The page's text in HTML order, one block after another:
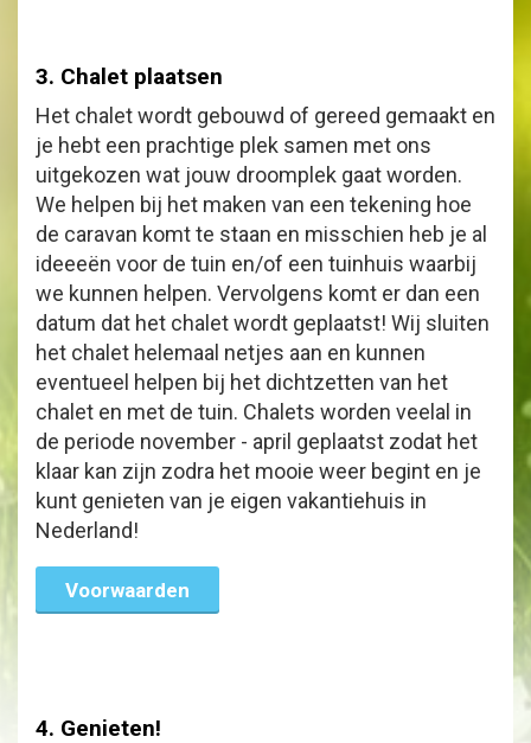
3. Chalet plaatsen
Het chalet wordt gebouwd of gereed gemaakt en
je hebt een prachtige plek samen met ons
uitgekozen wat jouw droomplek gaat worden.
We helpen bij het maken van een tekening hoe
de caravan komt te staan en misschien heb je al
ideeeën voor de tuin en/of een tuinhuis waarbij
we kunnen helpen. Vervolgens komt er dan een
datum dat het chalet wordt geplaatst! Wij sluiten
het chalet helemaal netjes aan en kunnen
eventueel helpen bij het dichtzetten van het
chalet en met de tuin. Chalets worden veelal in
de periode november - april geplaatst zodat het
klaar kan zijn zodra het mooie weer begint en je
kunt genieten van je eigen vakantiehuis in
Nederland!
Voorwaarden
4. Genieten!